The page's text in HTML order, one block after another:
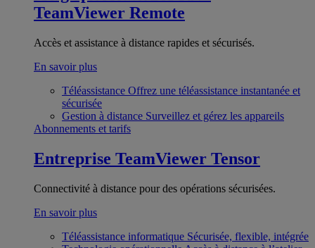
TeamViewer Remote
Accès et assistance à distance rapides et sécurisés.
En savoir plus
Téléassistance Offrez une téléassistance instantanée et
sécurisée
Gestion à distance Surveillez et gérez les appareils
Abonnements et tarifs
Entreprise TeamViewer Tensor
Connectivité à distance pour des opérations sécurisées.
En savoir plus
Téléassistance informatique Sécurisée, flexible, intégrée